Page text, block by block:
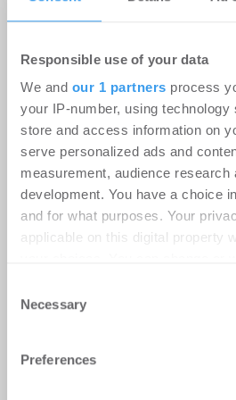
Responsible use of your data
We and our 1 partners process
your IP-number, using
store and access information on
serve personalized ads and
measurement, audience research
development. You have a choice
and for what purposes. Your
applicable on this digital property
the Privacy trigger icon.
Find out more about how your
and set your preferences in the
Selection
Necessary
Preferences
Instone Group:
Cashflow in H1;
Unternehmen
Login für den ganzen Artikel